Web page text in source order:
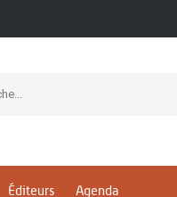
Éditeurs Agenda